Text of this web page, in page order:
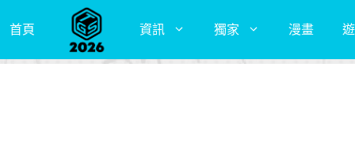
首頁 資訊 獨家 漫畫